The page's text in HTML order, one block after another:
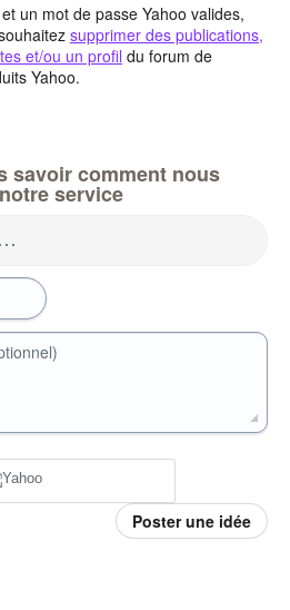
un mot de passe Yahoo valides,
supprimer des publications,
et/ou un profil du forum de
Yahoo.
savoir comment nous
service
Poster une idée